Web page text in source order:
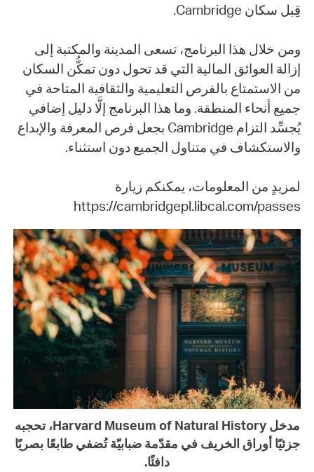
قِبل سكان Cambridge.
ومن خلال هذا البرنامج، تسعى المدينة والمكتبة إلى
إزالة العوائق المالية التي قد تحول دون تمكُّن السكان
من الاستمتاع بالفرص التعليمية والثقافية المتاحة في
جميع أنحاء المنطقة. وما هذا البرنامج إلَّا دليل إضافي
يُجسِّد التزام Cambridge بجعل فرص المعرفة والإبداع
والاستكشاف في متناول الجميع دون استثناء.
لمزيدٍ من المعلومات، يمكنكم زيارة
https://cambridgepl.libcal.com/passes
مدخل Harvard Museum of Natural History، تحجبه
جزئيًا أوراق الخريف في مقدّمة ضبابيّة تُضفي طابعًا بصريًا
دافئًا.